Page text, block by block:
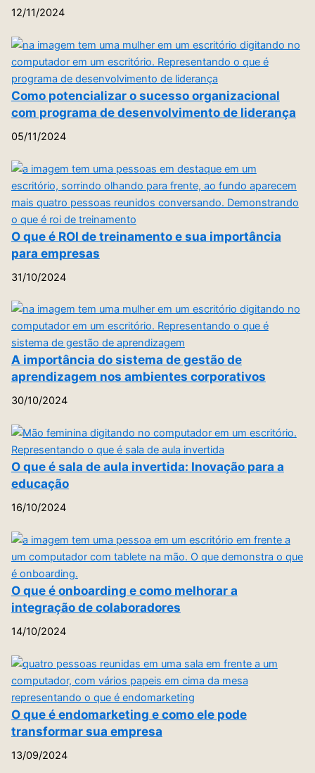
12/11/2024
Como potencializar o sucesso organizacional
com programa de desenvolvimento de liderança
05/11/2024
O que é ROI de treinamento e sua importância
para empresas
31/10/2024
A importância do sistema de gestão de
aprendizagem nos ambientes corporativos
30/10/2024
O que é sala de aula invertida: Inovação para a
educação
16/10/2024
O que é onboarding e como melhorar a
integração de colaboradores
14/10/2024
O que é endomarketing e como ele pode
transformar sua empresa
13/09/2024